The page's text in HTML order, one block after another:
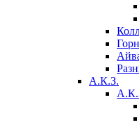
А.К.З.